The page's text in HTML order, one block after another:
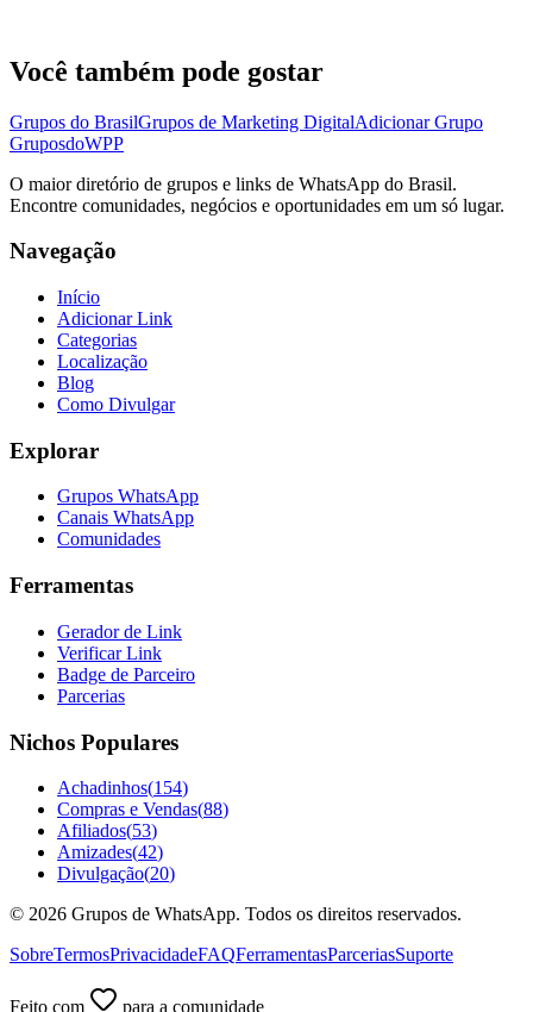
Você também pode gostar
Grupos do BrasilGrupos de Marketing DigitalAdicionar Grupo
GruposdoWPP
O maior diretório de grupos e links de WhatsApp do Brasil.
Encontre comunidades, negócios e oportunidades em um só lugar.
Navegação
Início
Adicionar Link
Categorias
Localização
Blog
Como Divulgar
Explorar
Grupos WhatsApp
Canais WhatsApp
Comunidades
Ferramentas
Gerador de Link
Verificar Link
Badge de Parceiro
Parcerias
Nichos Populares
Achadinhos(154)
Compras e Vendas(88)
Afiliados(53)
Amizades(42)
Divulgação(20)
© 2026 Grupos de WhatsApp. Todos os direitos reservados.
SobreTermosPrivacidadeFAQFerramentasParceriasSuporte
Feito com para a comunidade